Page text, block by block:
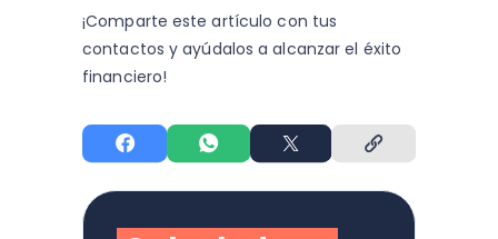
¡Comparte este artículo con tus
contactos y ayúdalos a alcanzar el éxito
financiero!